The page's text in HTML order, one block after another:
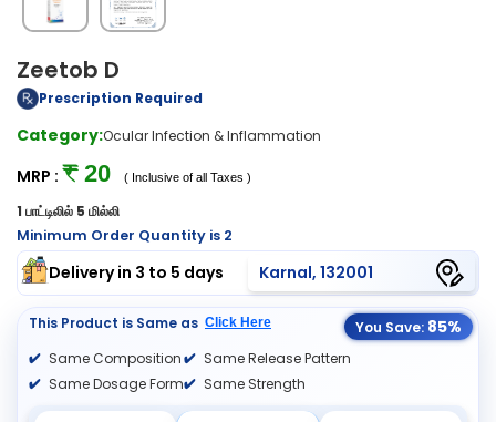
Zeetob D
Prescription Required
Category:Ocular Infection & Inflammation
MRP : ₹ 20 ( Inclusive of all Taxes )
1 பாட்டிலில் 5 மில்லி
Minimum Order Quantity is 2
Delivery in 3 to 5 days Karnal, 132001
This Product is Same as Click Here You Save: 85%
Same Composition
Same Dosage Form
Same Release Pattern
Same Strength